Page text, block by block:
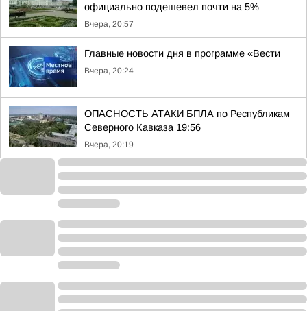
официально подешевел почти на 5%
Вчера, 20:57
Главные новости дня в программе «Вести
Вчера, 20:24
ОПАСНОСТЬ АТАКИ БПЛА по Республикам
Северного Кавказа 19:56
Вчера, 20:19